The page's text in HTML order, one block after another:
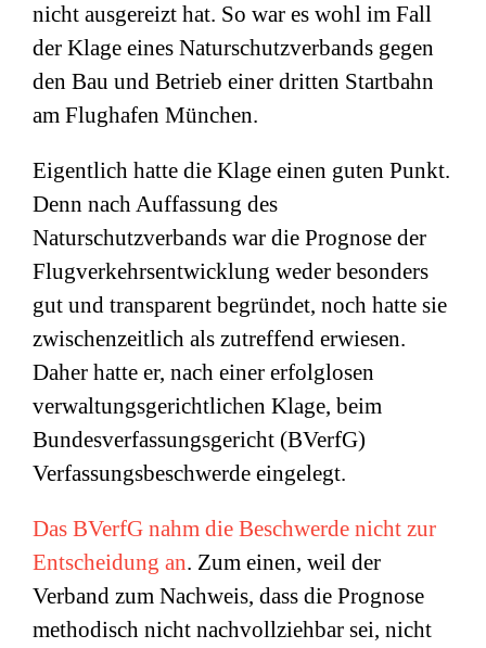
nicht ausgereizt hat. So war es wohl im Fall
der Klage eines Naturschutzverbands gegen
den Bau und Betrieb einer dritten Startbahn
am Flughafen München.
Eigentlich hatte die Klage einen guten Punkt.
Denn nach Auffassung des
Naturschutzverbands war die Prognose der
Flugverkehrsentwicklung weder besonders
gut und transparent begründet, noch hatte sie
zwischenzeitlich als zutreffend erwiesen.
Daher hatte er, nach einer erfolglosen
verwaltungsgerichtlichen Klage, beim
Bundesverfassungsgericht (BVerfG)
Verfassungsbeschwerde eingelegt.
Das BVerfG nahm die Beschwerde nicht zur
Entscheidung an. Zum einen, weil der
Verband zum Nachweis, dass die Prognose
methodisch nicht nachvollziehbar sei, nicht